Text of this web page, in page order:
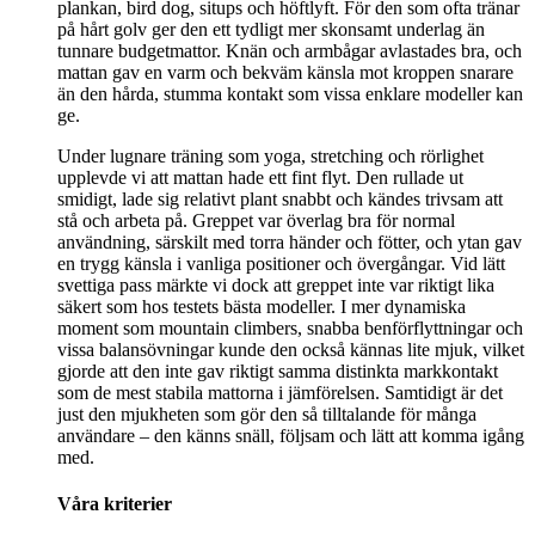
plankan, bird dog, situps och höftlyft. För den som ofta tränar
på hårt golv ger den ett tydligt mer skonsamt underlag än
tunnare budgetmattor. Knän och armbågar avlastades bra, och
mattan gav en varm och bekväm känsla mot kroppen snarare
än den hårda, stumma kontakt som vissa enklare modeller kan
ge.
Under lugnare träning som yoga, stretching och rörlighet
upplevde vi att mattan hade ett fint flyt. Den rullade ut
smidigt, lade sig relativt plant snabbt och kändes trivsam att
stå och arbeta på. Greppet var överlag bra för normal
användning, särskilt med torra händer och fötter, och ytan gav
en trygg känsla i vanliga positioner och övergångar. Vid lätt
svettiga pass märkte vi dock att greppet inte var riktigt lika
säkert som hos testets bästa modeller. I mer dynamiska
moment som mountain climbers, snabba benförflyttningar och
vissa balansövningar kunde den också kännas lite mjuk, vilket
gjorde att den inte gav riktigt samma distinkta markkontakt
som de mest stabila mattorna i jämförelsen. Samtidigt är det
just den mjukheten som gör den så tilltalande för många
användare – den känns snäll, följsam och lätt att komma igång
med.
Våra kriterier